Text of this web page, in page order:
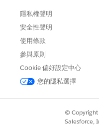
和入口網頁使用者存取
應之前,請先檢閱「
您可以更完善地追蹤和分
「快速尋找」方塊中輸入
回應」。
題？
們改進！
隱私權聲明
安全性聲明
使用條款
參與原則
Cookie 偏好設定中心
您的隱私選擇
© Copyright
Salesforce,